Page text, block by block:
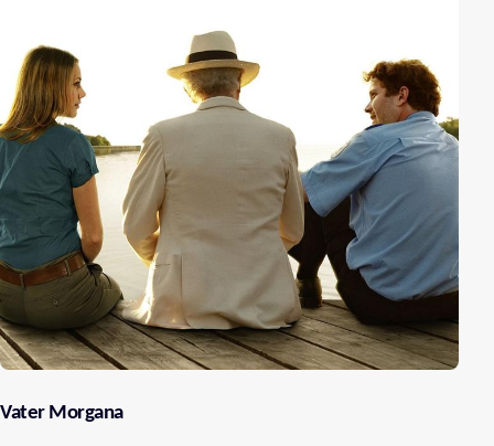
Vater Morgana